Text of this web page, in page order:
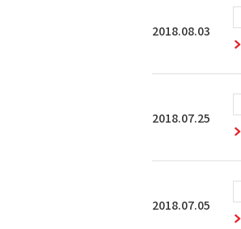
2018.08.03
2018.07.25
2018.07.05